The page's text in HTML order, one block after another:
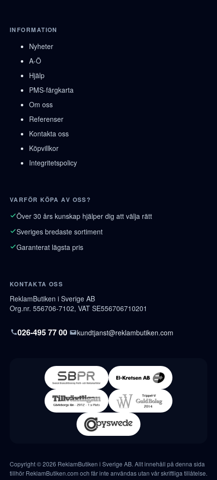
INFORMATION
Nyheter
A-Ö
Hjälp
PMS-färgkarta
Om oss
Referenser
Kontakta oss
Köpvillkor
Integritetspolicy
VARFÖR KÖPA AV OSS?
Över 30 års kunskap hjälper dig att välja rätt
Sveriges bredaste sortiment
Garanterat lägsta pris
KONTAKTA OSS
ReklamButiken i Sverige AB
Org.nr. 556706-7102, VAT SE556706710201
026-495 77 00 kundtjanst@reklambutiken.com
Copyright © 2026 ReklamButiken i Sverige AB. Allt innehåll på denna sida
tillhör ReklamButiken.com och får inte användas utan vår skriftliga tillåtelse.